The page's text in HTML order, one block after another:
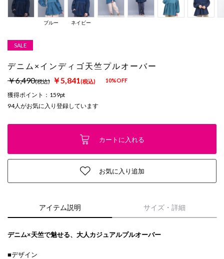
ブルー ネイビー
SALE
デニム×インディゴ天竺プルオーバー
￥6,490(税込) ￥5,841(税込) 10%OFF
獲得ポイント： 159pt
94人がお気に入り登録しています
カートに入れる
お気に入り追加
アイテム説明 サイズ・詳細
デニム×天竺で魅せる、大人カジュアルプルオーバー
■デザイン